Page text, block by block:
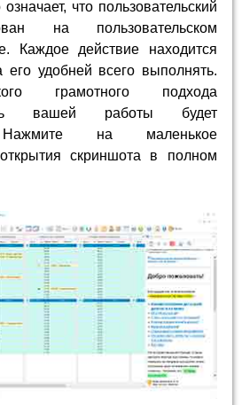
что пользовательский
на пользовательском
Каждое действие находится
его удобней всего выполнять.
грамотного подхода
вашей работы будет
Нажмите на маленькое
скриншота в полном